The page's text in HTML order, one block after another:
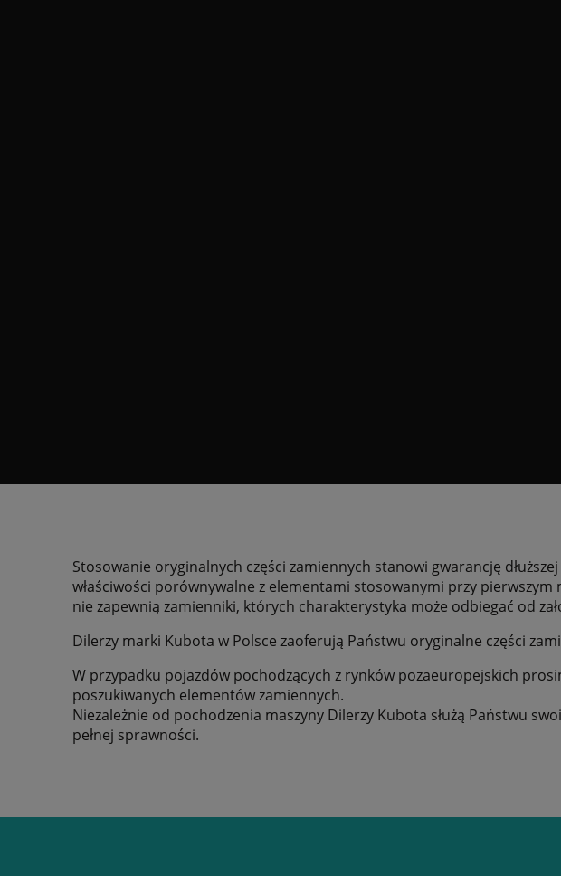
Stosowanie oryginalnych części zamiennych stanowi gwarancję
właściwości porównywalne z elementami stosowanymi przy
nie zapewnią zamienniki, których charakterystyka może odbiegać od
Dilerzy marki Kubota w Polsce zaoferują Państwu oryginalne części
W przypadku pojazdów pochodzących z rynków pozaeuropejskich
poszukiwanych elementów zamiennych.
Niezależnie od pochodzenia maszyny Dilerzy Kubota służą Państwu
pełnej sprawności.